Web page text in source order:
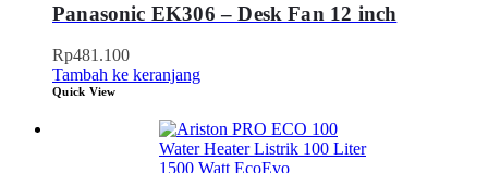
Panasonic EK306 – Desk Fan 12 inch
Rp481.100
Tambah ke keranjang
Quick View